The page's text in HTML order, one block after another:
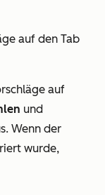
auf den Tab
auf
und
Wenn der
wurde,